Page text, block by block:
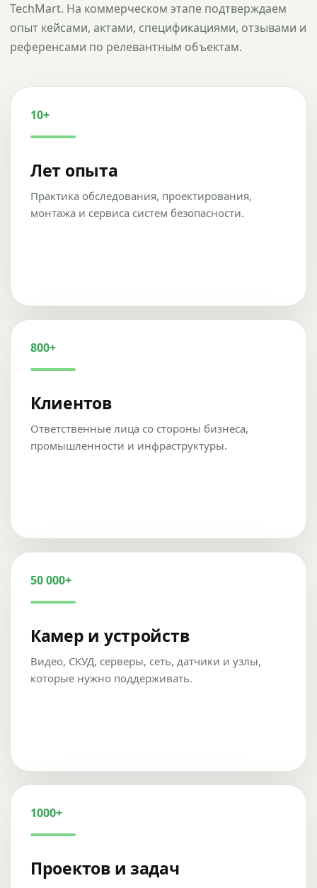
TechMart. На коммерческом этапе подтверждаем
опыт кейсами, актами, спецификациями, отзывами и
референсами по релевантным объектам.
10+
Лет опыта
Практика обследования, проектирования,
монтажа и сервиса систем безопасности.
800+
Клиентов
Ответственные лица со стороны бизнеса,
промышленности и инфраструктуры.
50 000+
Камер и устройств
Видео, СКУД, серверы, сеть, датчики и узлы,
которые нужно поддерживать.
1000+
Проектов и задач